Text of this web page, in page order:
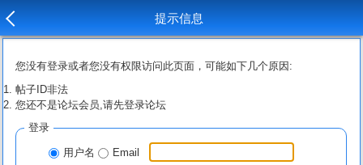
提示信息
您没有登录或者您没有权限访问此页面，可能如下几个原因:
帖子ID非法
您还不是论坛会员,请先登录论坛
登录
用户名 Email